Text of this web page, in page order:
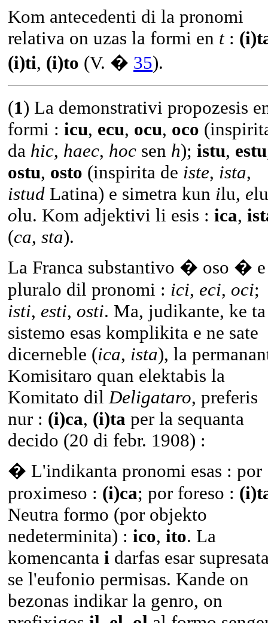
Kom antecedenti di la pronomi
relativa on uzas la formi en t:
(i)ti, (i)to (V. � 35).
(1) La demonstrativi propozesis
formi : icu, ecu, ocu, oco
da hic, haec, hoc sen h); istu, estu
ostu, osto (inspirita de iste, ista,
istud Latina) e simetra kun ilu, e
olu. Kom adjektivi li esis : ica,
(ca, sta).
La Franca substantivo � oso �
pluralo dil pronomi : ici, eci, oci;
isti, esti, osti. Ma, judikante, ke ta
sistemo esas komplikita e ne sate
dicerneble (ica, ista), la
Komisitaro quan elektabis la
Komitato dilDeligataro, preferis
nur : (i)ca, (i)ta per la sequanta
decido (20 di febr. 1908) :
� L'indikanta pronomi esas : por
proximeso : (i)ca; por foreso :
Neutra formo (por objekto
nedeterminita) : ico, ito. La
komencanta i darfas esar
se l'eufonio permisas. Kande on
bezonas indikar la genro, on